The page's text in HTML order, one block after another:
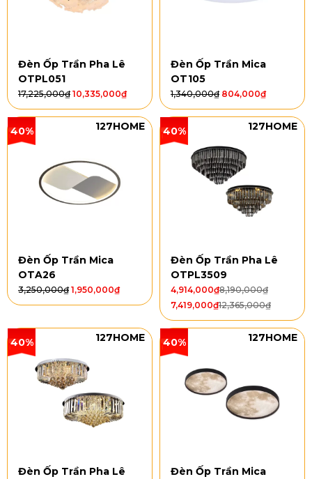
Đèn Ốp Trần Pha Lê
OTPL051
17,225,000₫ 10,335,000₫
Đèn Ốp Trần Mica
OT105
1,340,000₫ 804,000₫
40% 127HOME
Đèn Ốp Trần Mica
OTA26
3,250,000₫ 1,950,000₫
40% 127HOME
Đèn Ốp Trần Pha Lê
OTPL3509
8,190,000₫
4,914,000₫
12,365,000₫
7,419,000₫
40% 127HOME
Đèn Ốp Trần Pha Lê
40% 127HOME
Đèn Ốp Trần Mica